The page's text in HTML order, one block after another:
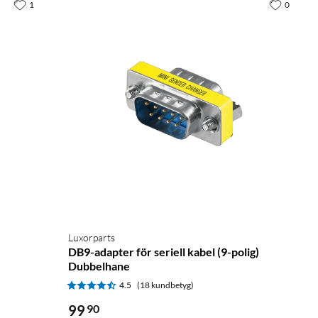
1
Luxorparts
DB9-adapter för seriell kabel (9-polig)
Dubbelhane
4.5 (18 kundbetyg)
99 90
0